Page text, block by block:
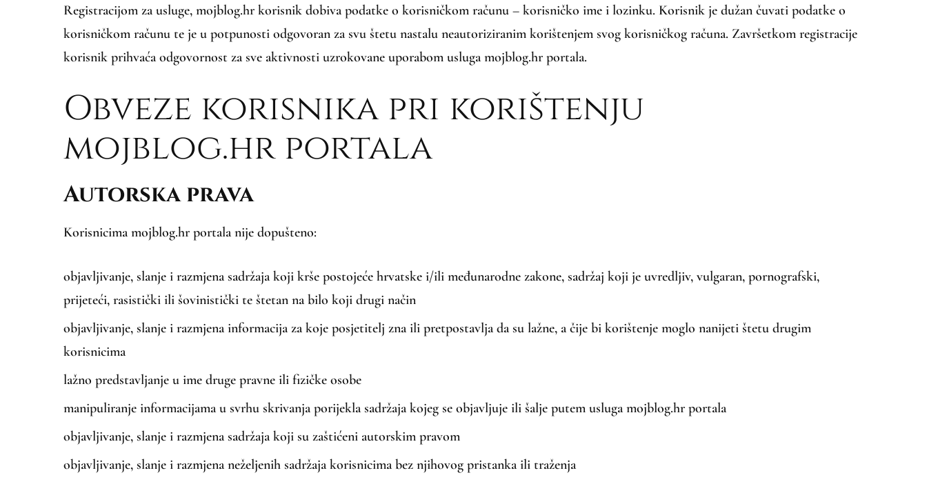
Registracijom za usluge, mojblog.hr korisnik dobiva podatke o korisničkom računu – korisničko ime i lozinku. Korisnik je dužan čuvati podatke o
korisničkom računu te je u potpunosti odgovoran za svu štetu nastalu neautoriziranim korištenjem svog korisničkog računa. Završetkom registracije
korisnik prihvaća odgovornost za sve aktivnosti uzrokovane uporabom usluga mojblog.hr portala.
Obveze korisnika pri korištenju
mojblog.hr portala
Autorska prava
Korisnicima mojblog.hr portala nije dopušteno:
objavljivanje, slanje i razmjena sadržaja koji krše postojeće hrvatske i/ili međunarodne zakone, sadržaj koji je uvredljiv, vulgaran, pornografski,
prijeteći, rasistički ili šovinistički te štetan na bilo koji drugi način
objavljivanje, slanje i razmjena informacija za koje posjetitelj zna ili pretpostavlja da su lažne, a čije bi korištenje moglo nanijeti štetu drugim
korisnicima
lažno predstavljanje u ime druge pravne ili fizičke osobe
manipuliranje informacijama u svrhu skrivanja porijekla sadržaja kojeg se objavljuje ili šalje putem usluga mojblog.hr portala
objavljivanje, slanje i razmjena sadržaja koji su zaštićeni autorskim pravom
objavljivanje, slanje i razmjena neželjenih sadržaja korisnicima bez njihovog pristanka ili traženja